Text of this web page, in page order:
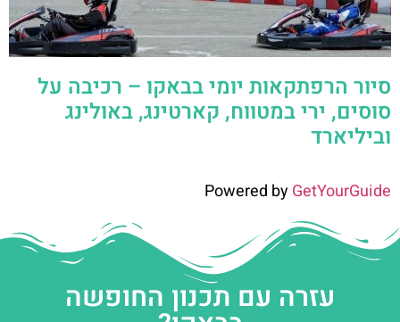
סיור הרפתקאות יומי בבאקו – רכיבה על
סוסים, ירי במטווח, קארטינג, באולינג
וביליארד
Powered byGetYourGuide
עזרה עם תכנון החופשה